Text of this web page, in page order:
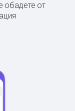
обадете от